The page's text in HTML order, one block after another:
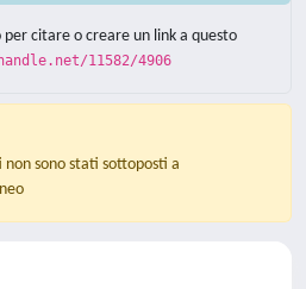
citare o creare un link a questo
11582/4906
sono stati sottoposti a